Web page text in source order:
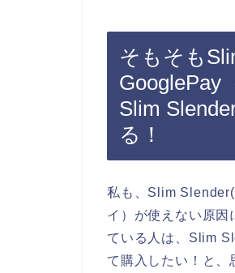
そもそも
GooglePay
Slim
る！
私も、Slim
イ）が使えない原因
ている人は、Slim
て購入したい！と、